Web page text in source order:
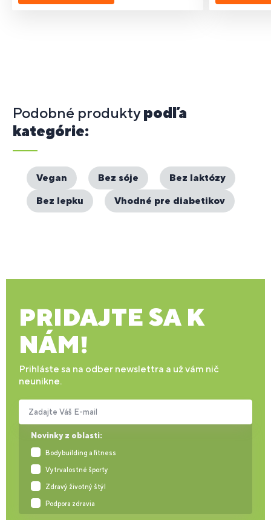
Podobné produktypodľa
kategórie:
Vegan Bez sóje
Bez laktózy
Bez lepku
Vhodné pre diabetikov
PRIDAJTE SA K
NÁM!
Prihláste sa na odber newslettra a už vám nič
neunikne.
Novinky z oblasti:
Bodybuilding a fitness
Vytrvalostné športy
Zdravý životný štýl
Podpora zdravia
Zadajte Váš E-mail